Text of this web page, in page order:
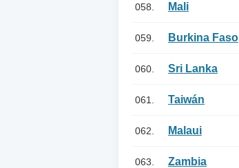
058. Mali
059. Burkina Faso
060. Sri Lanka
061. Taiwán
062. Malaui
063. Zambia